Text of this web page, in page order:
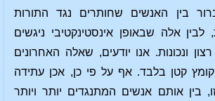
בין האנשים שחותרים נגד התורות
לבין אלה שבאופן אינסטינקטיבי ניגשים
ונכונות. אנו יודעים, שאלה האחרונים
קומץ קטן בלבד. אף על פי כן, אכן עתידה
בין אותם אנשים המתנגדים יותר ויותר